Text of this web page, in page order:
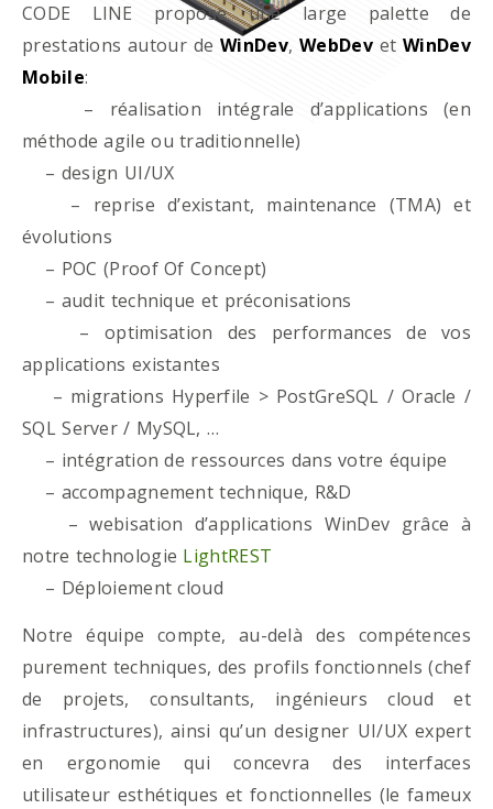
CODE LINE propose une large palette de
prestations autour deWinDev,WebDevet WinDev
Mobile:
– réalisation intégrale d’applications (en
méthode agile ou traditionnelle)
– design UI/UX
– reprise d’existant, maintenance (TMA) et
évolutions
– POC (Proof Of Concept)
– audit technique et préconisations
– optimisation des performances de vos
applications existantes
– migrations Hyperfile > PostGreSQL / Oracle /
SQL Server / MySQL, …
– intégration de ressources dans votre équipe
– accompagnement technique, R&D
– webisation d’applications WinDev grâce à
notre technologie LightREST
– Déploiement cloud
Notre équipe compte, au-delà des compétences
purement techniques, des profils fonctionnels (chef
de projets, consultants, ingénieurs cloud et
infrastructures), ainsi qu’un designer UI/UX expert
en ergonomie qui concevra des interfaces
utilisateur esthétiques et fonctionnelles (le fameux